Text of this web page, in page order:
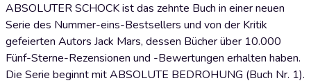
ABSOLUTER SCHOCK ist das zehnte Buch in einer neuen
Serie des Nummer-eins-Bestsellers und von der Kritik
gefeierten Autors Jack Mars, dessen Bücher über 10.000
Fünf-Sterne-Rezensionen und -Bewertungen erhalten haben.
Die Serie beginnt mit ABSOLUTE BEDROHUNG (Buch Nr. 1).